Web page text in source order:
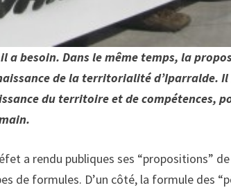
besoin. Dans le même temps, la
de la territorialité d’Iparralde.
du territoire et de compétences,
a rendu publiques ses “propositions”
de formules. D’un côté, la formule des